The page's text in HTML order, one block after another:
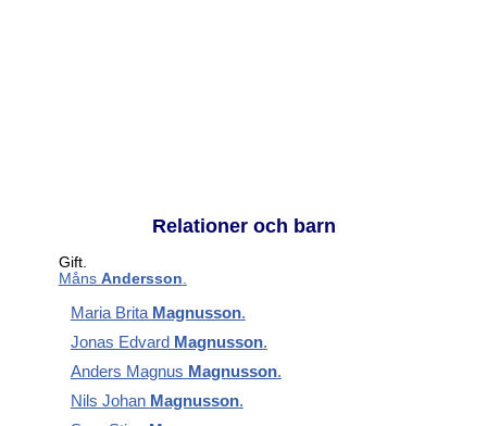
Relationer och barn
Gift.
Måns Andersson.
Maria Brita Magnusson.
Jonas Edvard Magnusson.
Anders Magnus Magnusson.
Nils Johan Magnusson.